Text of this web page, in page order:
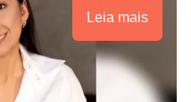
Leia mais